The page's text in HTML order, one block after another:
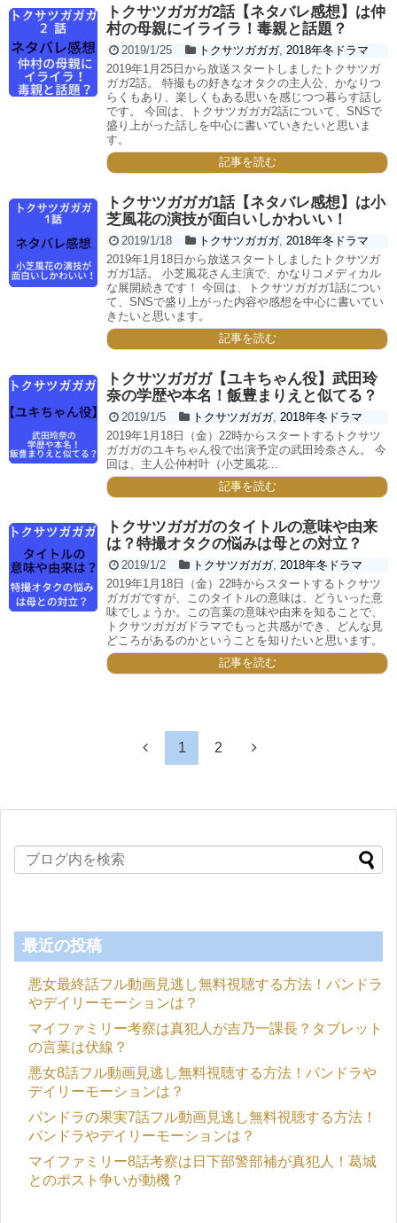
トクサツガガガ2話【ネタバレ感想】は仲
村の母親にイライラ！毒親と話題？
2019/1/25 トクサツガガガ, 2018年冬ドラマ
2019年1月25日から放送スタートしましたトクサツガ
ガガ2話。 特撮もの好きなオタクの主人公、かなりつ
らくもあり、楽しくもある思いを感じつつ暮らす話し
です。 今回は、トクサツガガガ2話について、SNSで
盛り上がった話しを中心に書いていきたいと思いま
す。
記事を読む
トクサツガガガ1話【ネタバレ感想】は小
芝風花の演技が面白いしかわいい！
2019/1/18 トクサツガガガ, 2018年冬ドラマ
2019年1月18日から放送スタートしましたトクサツガ
ガガ1話。 小芝風花さん主演で、かなりコメディカル
な展開続きです！ 今回は、トクサツガガガ1話につい
て、SNSで盛り上がった内容や感想を中心に書いてい
きたいと思います。
記事を読む
トクサツガガガ【ユキちゃん役】武田玲
奈の学歴や本名！飯豊まりえと似てる？
2019/1/5 トクサツガガガ, 2018年冬ドラマ
2019年1月18日（金）22時からスタートするトクサツ
ガガガのユキちゃん役で出演予定の武田玲奈さん。 今
回は、主人公仲村叶（小芝風花...
記事を読む
トクサツガガガのタイトルの意味や由来
は？特撮オタクの悩みは母との対立？
2019/1/2 トクサツガガガ, 2018年冬ドラマ
2019年1月18日（金）22時からスタートするトクサツ
ガガガですが、このタイトルの意味は、どういった意
味でしょうか。この言葉の意味や由来を知ることで、
トクサツガガガドラマでもっと共感ができ、どんな見
どころがあるのかということを知りたいと思います。
記事を読む
1 2
最近の投稿
悪女最終話フル動画見逃し無料視聴する方法！パンドラ
やデイリーモーションは？
マイファミリー考察は真犯人が吉乃一課長？タブレット
の言葉は伏線？
悪女8話フル動画見逃し無料視聴する方法！パンドラや
デイリーモーションは？
パンドラの果実7話フル動画見逃し無料視聴する方法！
パンドラやデイリーモーションは？
マイファミリー8話考察は日下部警部補が真犯人！葛城
とのポスト争いが動機？